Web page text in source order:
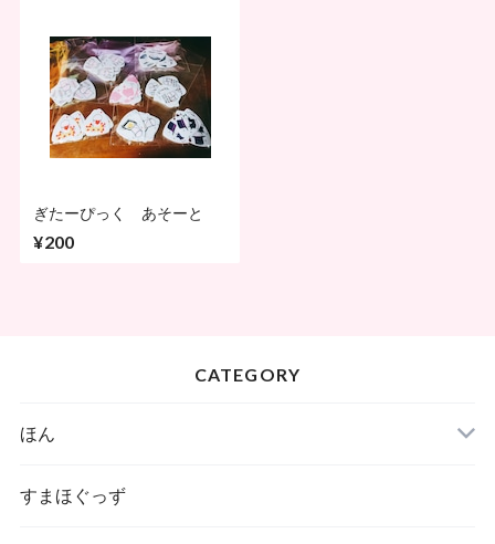
ぎたーぴっく あそーと
¥200
CATEGORY
ほん
すまほぐっず